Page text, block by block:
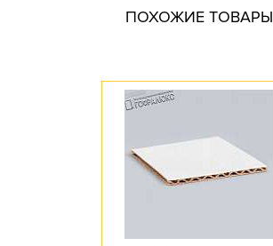
Марка картона: П-31 / П-32 / П-33 / П-34
Доступное количество: 10
ПОХОЖИЕ ТОВАРЫ